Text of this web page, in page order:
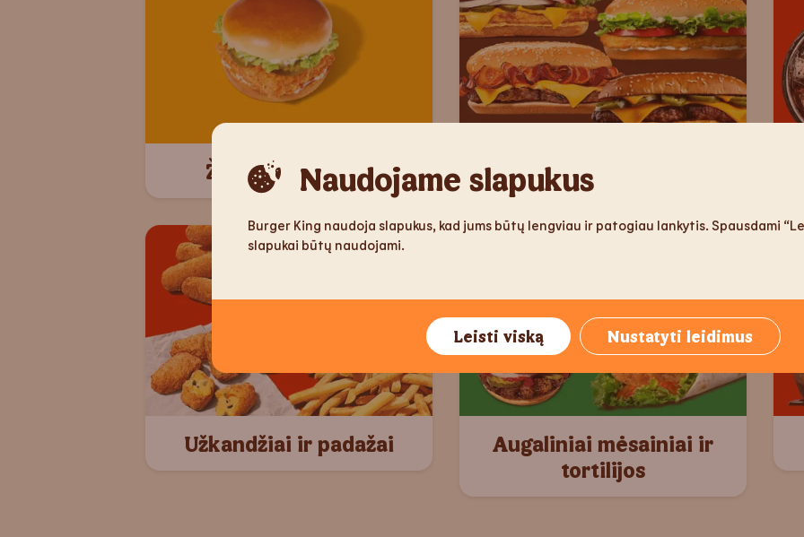
Naudojame slapukus
Burger King naudoja slapukus, kad jums būtų lengviau ir patogiau lankytis. Spausdami
slapukai būtų naudojami.
Leisti viską Nustatyti leidimus
Žuvies mėsainiai Long mėsainiai
Užkandžiai ir padažai
Augaliniai mėsainiai ir
tortilijos